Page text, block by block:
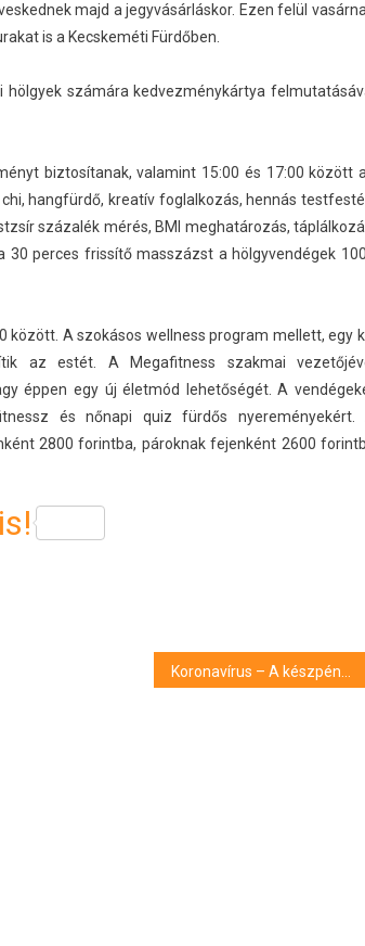
majd a jegyvásárláskor. Ezen felül
is a Kecskeméti Fürdőben.
számára kedvezménykártya
biztosítanak, valamint 15:00 és 17:00 között
hangfürdő, kreatív foglalkozás, hennás
százalék mérés, BMI meghatározás,
perces frissítő masszázst a hölgyvendégek
között. A szokásos wellness program mellett, egy
az estét. A Megafitness szakmai
éppen egy új életmód lehetőségét. A
és nőnapi quiz fürdős nyereményekért.
2800 forintba, pároknak fejenként 2600
Koronavírus – A készpénzhasználat veszélyeire figyelmeztet a WHO